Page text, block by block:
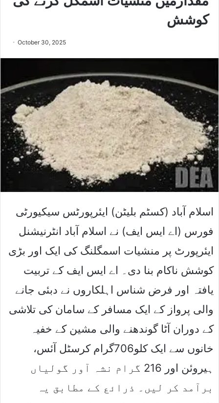
کوشش
October 30, 2025
اسلام آباد (کسٹم بلیٹن) ایئرپورٹس سیکیورٹی
فورس (اے ایس ایف) نے اسلام آباد انٹرنیشنل
ایئرپورٹ پر منشیات اسمگلنگ کی ایک اور بڑی
کوشش ناکام بنا دی۔ اے ایس ایف کے تربیت
یافتہ اور فرض شناس اہلکاروں نے دبئی جانے
والی پرواز کے ایک مسافر کے سامان کی تلاشی
کے دوران آٹا گوندھنے والی مشین کے خفیہ
خانوں سے ایک کلو706گرام کرسٹل آئس،
ہیروئن اور 216 گرام نشہ آور گولیاں
برآمد کر لیں۔ ذرائع کے مطابق یہ